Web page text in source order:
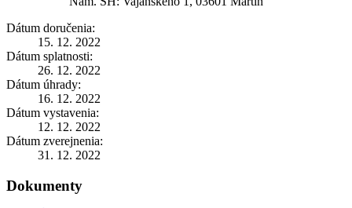
Dátum doručenia:
15. 12. 2022
Dátum splatnosti:
26. 12. 2022
Dátum úhrady:
16. 12. 2022
Dátum vystavenia:
12. 12. 2022
Dátum zverejnenia:
31. 12. 2022
Dokumenty